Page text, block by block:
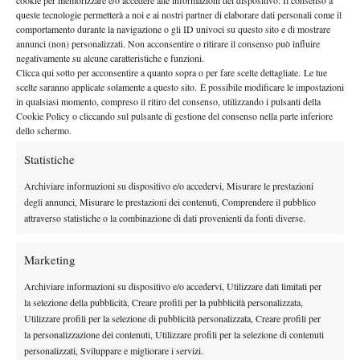
queste tecnologie permetterà a noi e ai nostri partner di elaborare dati personali come il
comportamento durante la navigazione o gli ID univoci su questo sito e di mostrare
annunci (non) personalizzati. Non acconsentire o ritirare il consenso può influire
negativamente su alcune caratteristiche e funzioni.
Clicca qui sotto per acconsentire a quanto sopra o per fare scelte dettagliate. Le tue
scelte saranno applicate solamente a questo sito. È possibile modificare le impostazioni
in qualsiasi momento, compreso il ritiro del consenso, utilizzando i pulsanti della
Cookie Policy o cliccando sul pulsante di gestione del consenso nella parte inferiore
dello schermo.
Statistiche
Archiviare informazioni su dispositivo e/o accedervi, Misurare le prestazioni
degli annunci, Misurare le prestazioni dei contenuti, Comprendere il pubblico
attraverso statistiche o la combinazione di dati provenienti da fonti diverse.
Marketing
Archiviare informazioni su dispositivo e/o accedervi, Utilizzare dati limitati per
la selezione della pubblicità, Creare profili per la pubblicità personalizzata,
Utilizzare profili per la selezione di pubblicità personalizzata, Creare profili per
la personalizzazione dei contenuti, Utilizzare profili per la selezione di contenuti
personalizzati, Sviluppare e migliorare i servizi.
mentre il più visto di Maria Sharapova è fermo a meno di 4.
Non va dimenticato poi l’amore di fan fedeli e sempre presenti in
ogni parte del globo che sventolano il tricolore rumeno e non
mancano di farsi notare per il loro rumoroso “Si-mo-na!” che
accompagna tutti i suoi match. Perché, seppur ignorato spesso
dai media internazionali, Simona Halep è la vera stella dello sport
rumeno, nazione di più di 20 milioni di abitanti e di grande
sono stati allestiti mega schermi perché tutti potessero assistere
alla finale del Roland Garros, la gente è scesa in strada e si è
fatto molto, soprattutto nel proprio paese ma non solo, e anche i
suoi sforzi per migliorare il proprio inglese, fino all’anno scorso
troppo limitato, le stanno permettendo di diventare sempre più
un’icona di questo sport. Anche l’Adidas, che ha investito molto
per riportare la tennista rumena sotto la propria ala dopo la